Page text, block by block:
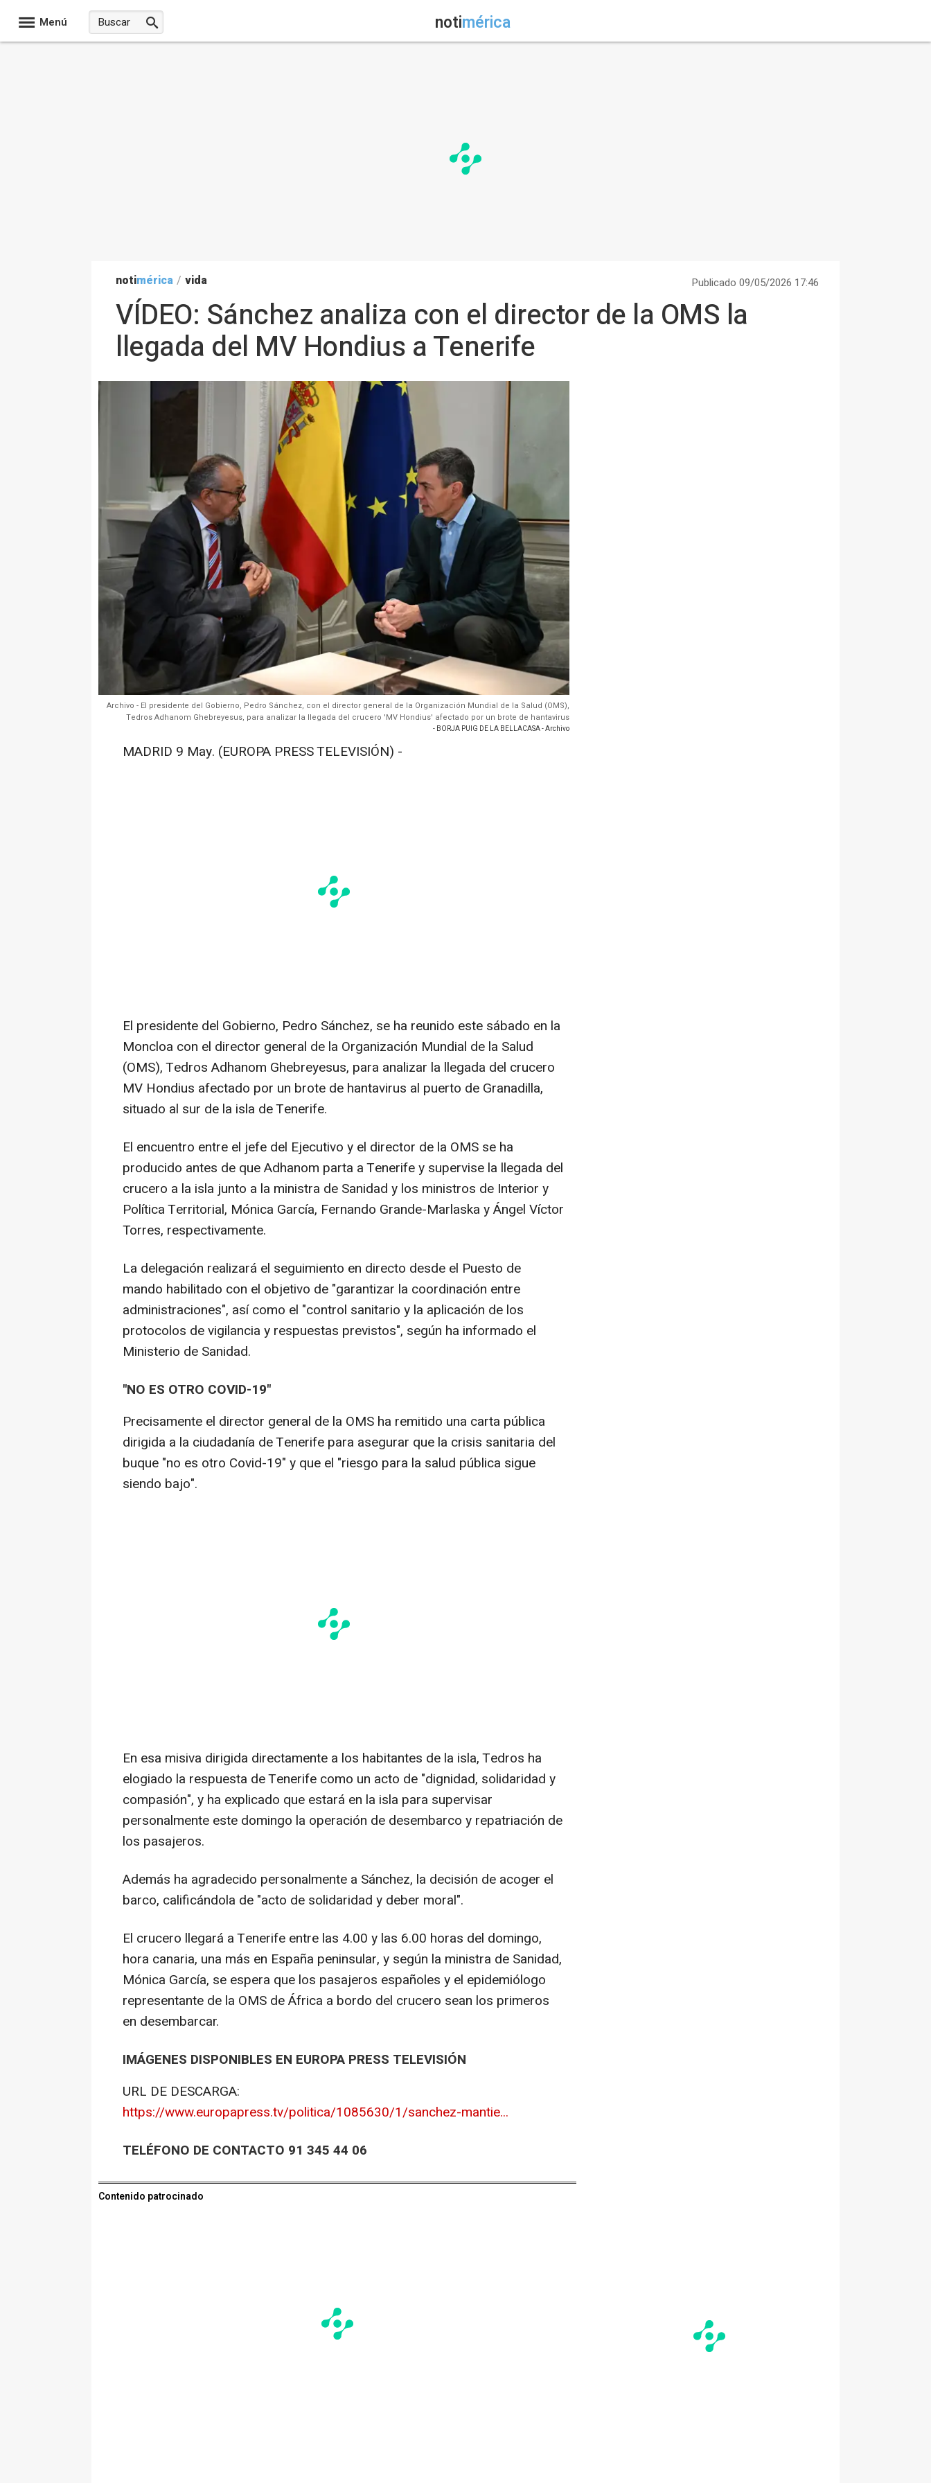
Menú notimérica
notimérica / vida Publicado 09/05/2026 17:46
VÍDEO: Sánchez analiza con el director de la OMS la
llegada del MV Hondius a Tenerife
Archivo - El presidente del Gobierno, Pedro Sánchez, con el director general de la Organización Mundial de la Salud (OMS),
Tedros Adhanom Ghebreyesus, para analizar la llegada del crucero 'MV Hondius' afectado por un brote de hantavirus
- BORJA PUIG DE LA BELLACASA - Archivo
MADRID 9 May. (EUROPA PRESS TELEVISIÓN) -
El presidente del Gobierno, Pedro Sánchez, se ha reunido este sábado en la
Moncloa con el director general de la Organización Mundial de la Salud
(OMS), Tedros Adhanom Ghebreyesus, para analizar la llegada del crucero
MV Hondius afectado por un brote de hantavirus al puerto de Granadilla,
situado al sur de la isla de Tenerife.
El encuentro entre el jefe del Ejecutivo y el director de la OMS se ha
producido antes de que Adhanom parta a Tenerife y supervise la llegada del
crucero a la isla junto a la ministra de Sanidad y los ministros de Interior y
Política Territorial, Mónica García, Fernando Grande-Marlaska y Ángel Víctor
Torres, respectivamente.
La delegación realizará el seguimiento en directo desde el Puesto de
mando habilitado con el objetivo de "garantizar la coordinación entre
administraciones", así como el "control sanitario y la aplicación de los
protocolos de vigilancia y respuestas previstos", según ha informado el
Ministerio de Sanidad.
"NO ES OTRO COVID-19"
Precisamente el director general de la OMS ha remitido una carta pública
dirigida a la ciudadanía de Tenerife para asegurar que la crisis sanitaria del
buque "no es otro Covid-19" y que el "riesgo para la salud pública sigue
siendo bajo".
En esa misiva dirigida directamente a los habitantes de la isla, Tedros ha
elogiado la respuesta de Tenerife como un acto de "dignidad, solidaridad y
compasión", y ha explicado que estará en la isla para supervisar
personalmente este domingo la operación de desembarco y repatriación de
los pasajeros.
Además ha agradecido personalmente a Sánchez, la decisión de acoger el
barco, calificándola de "acto de solidaridad y deber moral".
El crucero llegará a Tenerife entre las 4.00 y las 6.00 horas del domingo,
hora canaria, una más en España peninsular, y según la ministra de Sanidad,
Mónica García, se espera que los pasajeros españoles y el epidemiólogo
representante de la OMS de África a bordo del crucero sean los primeros
en desembarcar.
IMÁGENES DISPONIBLES EN EUROPA PRESS TELEVISIÓN
URL DE DESCARGA:
https://www.europapress.tv/politica/1085630/1/sanchez-mantie...
TELÉFONO DE CONTACTO 91 345 44 06
Contenido patrocinado